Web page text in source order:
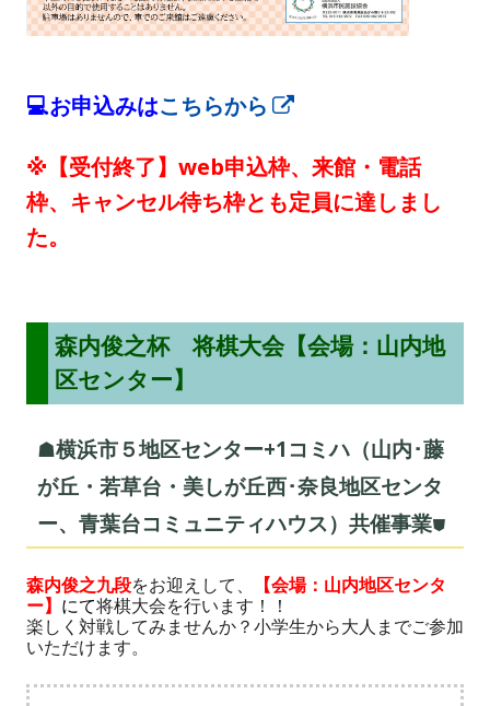
💻お申込みはこちらから
い
ウ
ド
ウ
き
ま
す
※【受付終了】 web申込枠、来館・電話
枠、キャンセル待ち枠とも定員に達しまし
た。
森内俊之杯 将棋大会【会場：山内地
区センター】
☗横浜市５地区センター+1コミハ（山内･藤
が丘・若草台・美しが丘西･奈良地区センタ
ー、青葉台コミュニティハウス）共催事業⛊
森内俊之九段をお迎えして、
【会場：山内地区センタ
ー】 にて将棋大会を行います！！
楽しく対戦してみませんか？小学生から大人までご参加
いただけます。